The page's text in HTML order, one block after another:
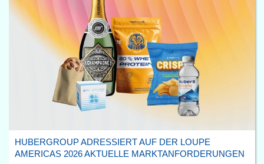
HUBERGROUP ADRESSIERT AUF DER LOUPE
AMERICAS 2026 AKTUELLE MARKTANFORDERUNGEN